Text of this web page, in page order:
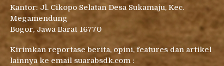
Kantor: Jl. Cikopo Selatan Desa Sukamaju, Kec.
Megamendung
Bogor, Jawa Barat 16770
Kirimkan reportase berita, opini, features dan artikel
lainnya ke email suarabsdk.com :